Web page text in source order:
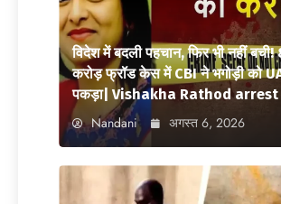
विदेश में बदली पहचान, फिर भी नहीं बची!
करोड़ फ्रॉड केस में CBI ने भगोड़ी को
पकड़ा| Vishakha Rathod arrest
Nandani अगस्त 6, 2026